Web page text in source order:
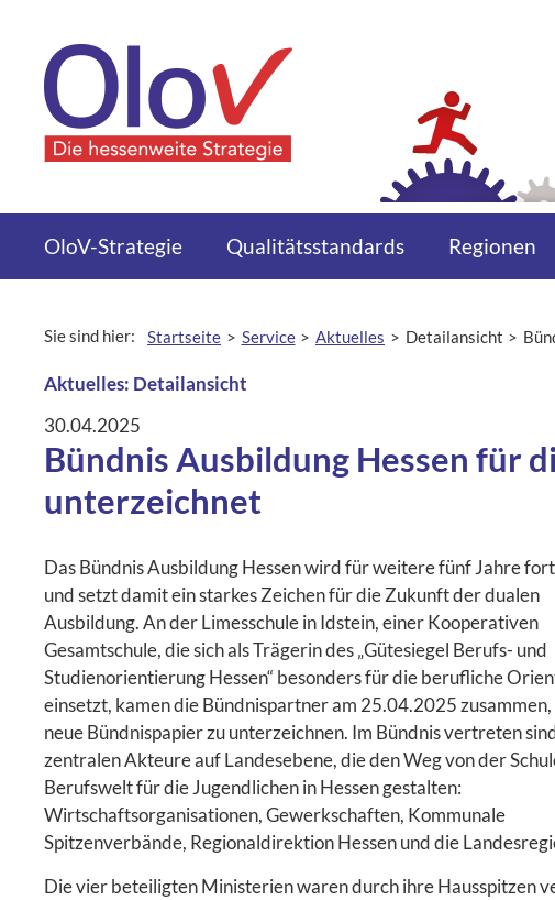
OloV-Strategie Qualitätsstandards Regionen
Sie sind hier: Startseite Service Aktuelles aktuelle Seite:
Detailansicht
Aktuelles: Detailansicht
30.04.2025
Bündnis Ausbildung Hessen für
unterzeichnet
Das Bündnis Ausbildung Hessen wird für weitere fünf Jahre
und setzt damit ein starkes Zeichen für die Zukunft der dualen
Ausbildung. An der Limesschule in Idstein, einer Kooperativen
Gesamtschule, die sich als Trägerin des „Gütesiegel Berufs- und
Studienorientierung Hessen“ besonders für die berufliche
einsetzt, kamen die Bündnispartner am 25.04.2025 zusammen,
neue Bündnispapier zu unterzeichnen. Im Bündnis vertreten
zentralen Akteure auf Landesebene, die den Weg von der
Berufswelt für die Jugendlichen in Hessen gestalten:
Wirtschaftsorganisationen, Gewerkschaften, Kommunale
Spitzenverbände, Regionaldirektion Hessen und die
Die vier beteiligten Ministerien waren durch ihre Hausspitzen